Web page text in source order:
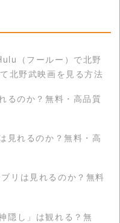
（フールー）で北野
北野武映画を見る方法
るのか？無料・高品質
見れるのか？無料・高
リは見れるのか？無料
隠し」は観れる？無